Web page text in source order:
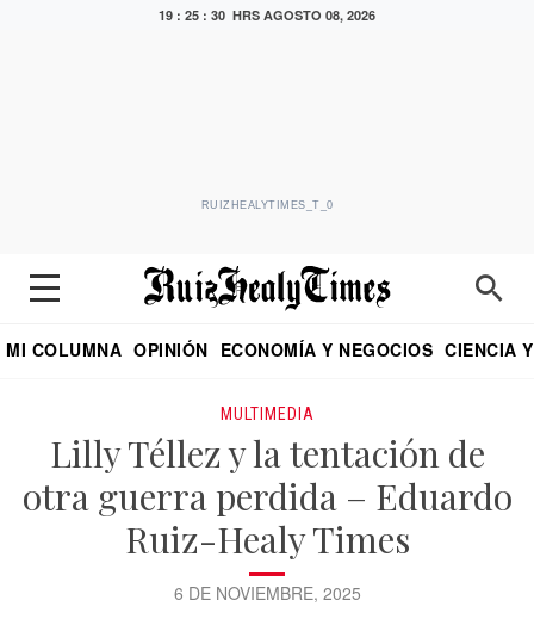
19 : 25 : 30 HRS AGOSTO 08, 2026
RUIZHEALYTIMES_T_0
MI COLUMNA OPINIÓN ECONOMÍA Y NEGOCIOS CIENCIA
MULTIMEDIA
Lilly Téllez y la tentación de
otra guerra perdida – Eduardo
Ruiz-Healy Times
6 DE NOVIEMBRE, 2025